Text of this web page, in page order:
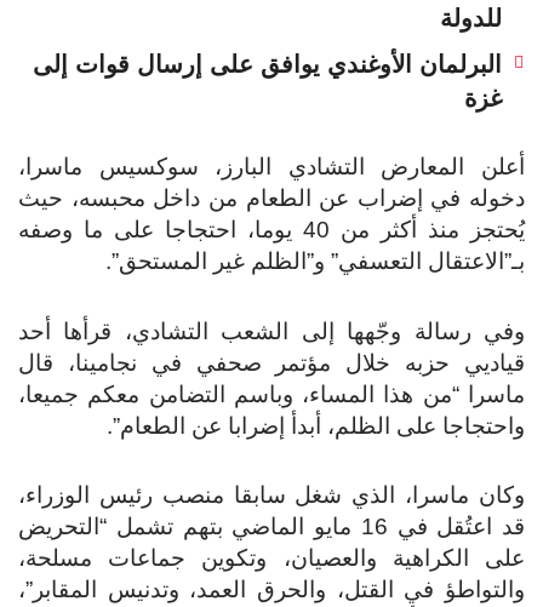
للدولة
البرلمان الأوغندي يوافق على إرسال قوات إلى
غزة
أعلن المعارض التشادي البارز، سوكسيس ماسرا،
دخوله في إضراب عن الطعام من داخل محبسه، حيث
يُحتجز منذ أكثر من 40 يوما، احتجاجا على ما وصفه
بـ”الاعتقال التعسفي” و”الظلم غير المستحق”.
وفي رسالة وجّهها إلى الشعب التشادي، قرأها أحد
قياديي حزبه خلال مؤتمر صحفي في نجامينا، قال
ماسرا “من هذا المساء، وباسم التضامن معكم جميعا،
واحتجاجا على الظلم، أبدأ إضرابا عن الطعام”.
وكان ماسرا، الذي شغل سابقا منصب رئيس الوزراء،
قد اعتُقل في 16 مايو الماضي بتهم تشمل “التحريض
على الكراهية والعصيان، وتكوين جماعات مسلحة،
والتواطؤ في القتل، والحرق العمد، وتدنيس المقابر”،